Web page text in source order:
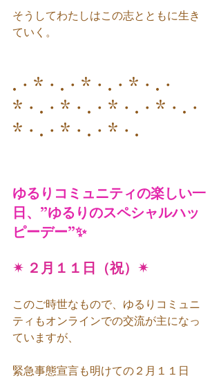
そうしてわたしはこの志とともに生き
ていく。
.・*・.・*・.・*・.・
*・.・*・.・*・.・*・.・
*・.・*・.・*・.
ゆるりコミュニティの楽しい一
日、”ゆるりのスペシャルハッ
ピーデー”✨
✴︎ ２月１１日（祝）✴︎
このご時世なもので、ゆるりコミュニ
ティもオンラインでの交流が主になっ
ていますが、
緊急事態宣言も明けての２月１１日